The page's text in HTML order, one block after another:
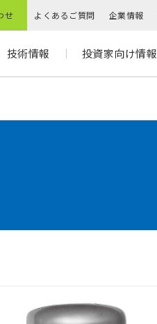
せ よくあるご質問 企業情報
技術情報 投資家向け情報